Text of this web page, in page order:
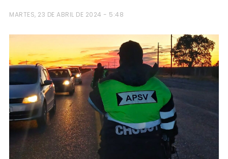
MARTES, 23 DE ABRIL DE 2024 - 5:48